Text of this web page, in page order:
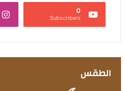
0
Subscribers
الطقس